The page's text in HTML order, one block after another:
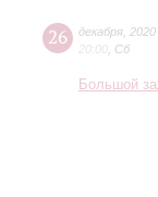
26 декабря 2020
20:00 Сб
Большой